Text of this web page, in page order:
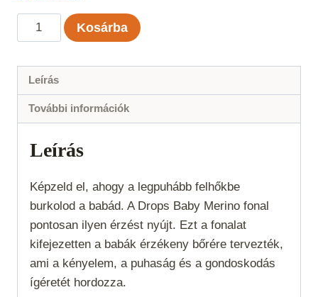
Drops
Baby
Világos
szürke
Kosárba
Leírás
További információk
Leírás
Képzeld el, ahogy a legpuhább felhőkbe
burkolod a babád. A Drops Baby Merino fonal
pontosan ilyen érzést nyújt. Ezt a fonalat
kifejezetten a babák érzékeny bőrére tervezték,
ami a kényelem, a puhaság és a gondoskodás
ígéretét hordozza.